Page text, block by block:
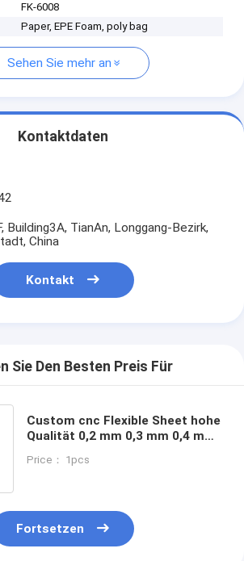
FK-6008
Paper, EPE Foam, poly bag
Sehen Sie mehr an
Kontaktdaten
Building3A, TianAn, Longgang-Bezirk,
China
Kontakt
Sie Den Besten Preis Für
Custom cnc Flexible Sheet hohe
Qualität 0,2 mm 0,3 mm 0,4 mm
Price： 1pcs
Fortsetzen